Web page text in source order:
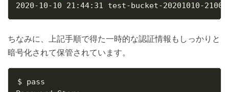
2020-10-10 21:44:31 test-bucket-20201010-
ちなみに、上記手順で得た一時的な認証情報もしっかりと
暗号化されて保管されています。
$ pass